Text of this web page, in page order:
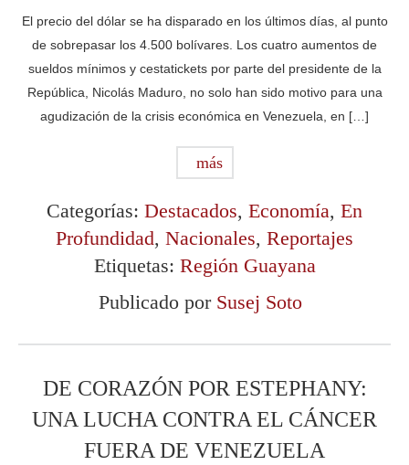
El precio del dólar se ha disparado en los últimos días, al punto
de sobrepasar los 4.500 bolívares. Los cuatro aumentos de
sueldos mínimos y cestatickets por parte del presidente de la
República, Nicolás Maduro, no solo han sido motivo para una
agudización de la crisis económica en Venezuela, en […]
más
Categorías: Destacados, Economía, En
Profundidad, Nacionales, Reportajes
Etiquetas: Región Guayana
Publicado por Susej Soto
DE CORAZÓN POR ESTEPHANY:
UNA LUCHA CONTRA EL CÁNCER
FUERA DE VENEZUELA